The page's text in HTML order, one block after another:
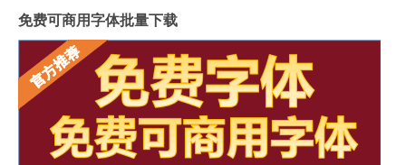
免费可商用字体批量下载